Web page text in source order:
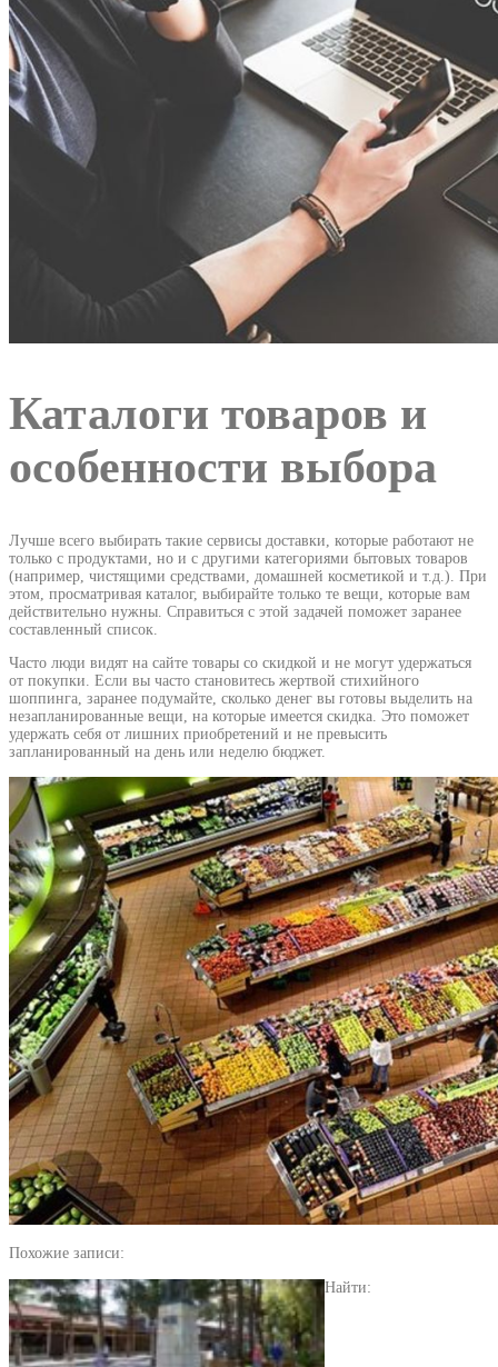
Каталоги товаров и
особенности выбора
Лучше всего выбирать такие сервисы доставки, которые работают не
только с продуктами, но и с другими категориями бытовых товаров
(например, чистящими средствами, домашней косметикой и т.д.). При
этом, просматривая каталог, выбирайте только те вещи, которые вам
действительно нужны. Справиться с этой задачей поможет заранее
составленный список.
Часто люди видят на сайте товары со скидкой и не могут удержаться
от покупки. Если вы часто становитесь жертвой стихийного
шоппинга, заранее подумайте, сколько денег вы готовы выделить на
незапланированные вещи, на которые имеется скидка. Это поможет
удержать себя от лишних приобретений и не превысить
запланированный на день или неделю бюджет.
Похожие записи:
Найти: